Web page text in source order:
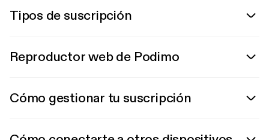
Tipos de suscripción
Reproductor web de Podimo
Cómo gestionar tu suscripción